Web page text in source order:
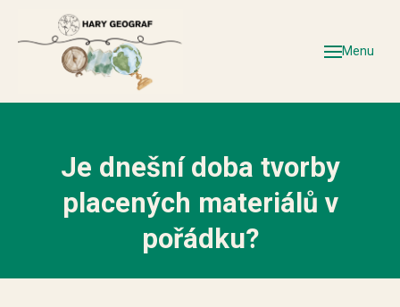
Menu
Je dnešní doba tvorby
placených materiálů v
pořádku?